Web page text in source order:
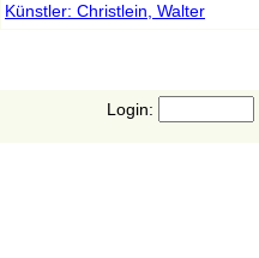
Künstler: Christlein, Walter
Login: